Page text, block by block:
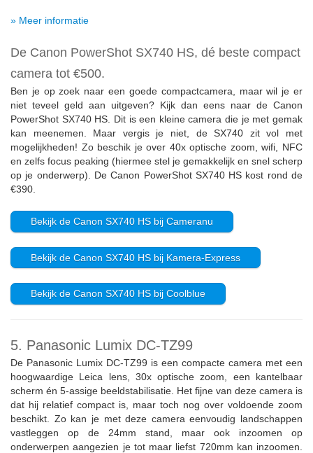
» Meer informatie
De Canon PowerShot SX740 HS, dé beste compact
camera tot €500.
Ben je op zoek naar een goede compactcamera, maar wil je er
niet teveel geld aan uitgeven? Kijk dan eens naar de Canon
PowerShot SX740 HS. Dit is een kleine camera die je met gemak
kan meenemen. Maar vergis je niet, de SX740 zit vol met
mogelijkheden! Zo beschik je over 40x optische zoom, wifi, NFC
en zelfs focus peaking (hiermee stel je gemakkelijk en snel scherp
op je onderwerp). De Canon PowerShot SX740 HS kost rond de
€390.
Bekijk de Canon SX740 HS bij Cameranu
Bekijk de Canon SX740 HS bij Kamera-Express
Bekijk de Canon SX740 HS bij Coolblue
5. Panasonic Lumix DC-TZ99
De Panasonic Lumix DC-TZ99 is een compacte camera met een
hoogwaardige Leica lens, 30x optische zoom, een kantelbaar
scherm én 5-assige beeldstabilisatie. Het fijne van deze camera is
dat hij relatief compact is, maar toch nog over voldoende zoom
beschikt. Zo kan je met deze camera eenvoudig landschappen
vastleggen op de 24mm stand, maar ook inzoomen op
onderwerpen aangezien je tot maar liefst 720mm kan inzoomen.